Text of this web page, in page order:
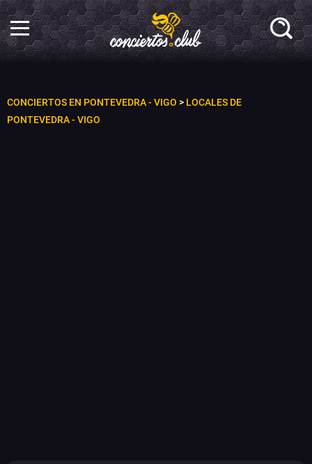
CONCIERTOS EN PONTEVEDRA - VIGO > LOCALES DE
PONTEVEDRA - VIGO